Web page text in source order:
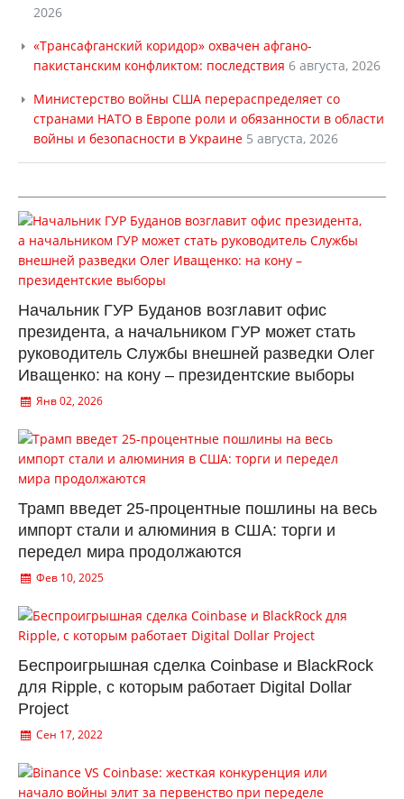
2026
«Трансафганский коридор» охвачен афгано-
пакистанским конфликтом: последствия 6 августа, 2026
Министерство войны США перераспределяет со
странами НАТО в Европе роли и обязанности в области
войны и безопасности в Украине 5 августа, 2026
Начальник ГУР Буданов возглавит офис
президента, а начальником ГУР может стать
руководитель Службы внешней разведки Олег
Иващенко: на кону – президентские выборы
Янв 02, 2026
Трамп введет 25-процентные пошлины на весь
импорт стали и алюминия в США: торги и
передел мира продолжаются
Фев 10, 2025
Беспроигрышная сделка Coinbase и BlackRock
для Ripple, с которым работает Digital Dollar
Project
Сен 17, 2022